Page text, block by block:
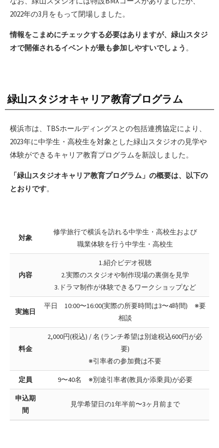
2022年の3月をもって閉場しました。
情報をこまめにチェックする必要はありますが、緑山スタジ
オで開催されるイベントが最も参加しやすいでしょう 。
緑山スタジオキャリア教育プログラム
横浜市は、TBSホールディングスとの包括連携協定により、
2023年に中学生・高校生を対象とした緑山スタジオの見学や
体験ができるキャリア教育プログラムを新設しました 。
「緑山スタジオキャリア教育プログラム」の概要は、以下の
とおりです。
対象
修学旅行で横浜を訪れる中学生・高校生および
職業体験を行う中学生・高校生
内容
1.紹介ビデオ視聴
2.実際のスタジオや制作現場の裏側を見学
3.ドラマ制作が体験できるワークショップなど
実施日
平日 10:00〜16:00(実際の所要時間は3〜4時間) ※要
相談
料金
2,000円(税込) / 名 (ランチ希望は別途税込600円が必
要)
※引率者の参加費は不要
定員 9〜40名 ※別途引率者(教員か添乗員)が必要
申込期
間
見学希望日の1年半前〜3ヶ月前まで